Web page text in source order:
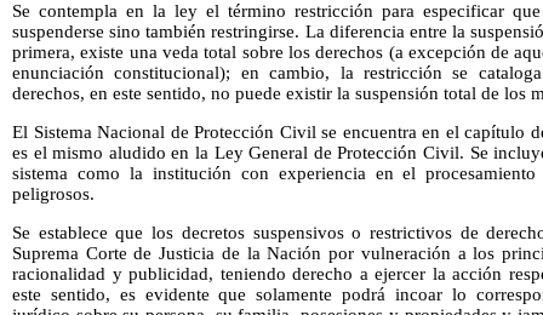
Se contempla en la ley el término restricción para especificar
suspenderse sino también restringirse. La diferencia entre la
primera, existe una veda total sobre los derechos (a excepción de
enunciación constitucional); en cambio, la restricción se
derechos, en este sentido, no puede existir la suspensión total de los
El Sistema Nacional de Protección Civil se encuentra en el capítulo
es el mismo aludido en la Ley General de Protección Civil. Se
sistema como la institución con experiencia en el
peligrosos.
Se establece que los decretos suspensivos o restrictivos de
Suprema Corte de Justicia de la Nación por vulneración a los
racionalidad y publicidad, teniendo derecho a ejercer la acción
este sentido, es evidente que solamente podrá incoar lo